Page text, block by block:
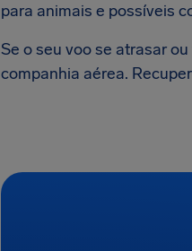
para animais e possíveis
Se o seu voo se atrasar
companhia aérea.